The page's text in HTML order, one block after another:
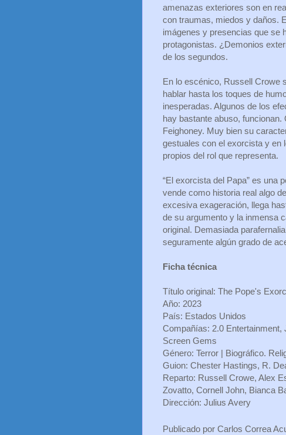
amenazas exteriores son en
con traumas, miedos y daños.
imágenes y presencias que se
protagonistas. ¿Demonios
de los segundos.
En lo escénico, Russell Crowe
hablar hasta los toques de
inesperadas. Algunos de los
hay bastante abuso,
Feighoney. Muy bien su
gestuales con el exorcista y en
propios del rol que representa.
“El exorcista del Papa” es una
vende como historia real algo
excesiva exageración, llega
de su argumento y la inmensa
original. Demasiada
seguramente algún grado de
Ficha técnica
Título original: The Pope's
Año: 2023
País: Estados Unidos
Compañías: 2.0
Screen Gems
Género: Terror | Biográfico.
Guion: Chester Hastings, R.
Reparto: Russell Crowe, Alex
Zovatto, Cornell John, Bianca
Dirección: Julius Avery
Publicado por Carlos Correa